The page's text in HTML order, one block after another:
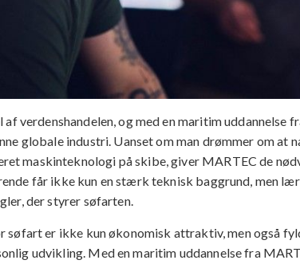
af verdenshandelen, og med en maritim uddannelse
globale industri. Uanset om man drømmer om at
maskinteknologi på skibe, giver MARTEC de
får ikke kun en stærk teknisk baggrund, men
der styrer søfarten.
søfart er ikke kun økonomisk attraktiv, men også
udvikling. Med en maritim uddannelse fra